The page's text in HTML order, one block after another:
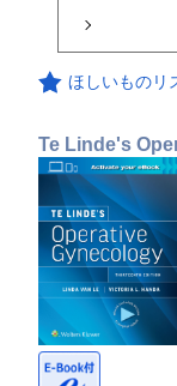
ほしいものリ
Te Linde's